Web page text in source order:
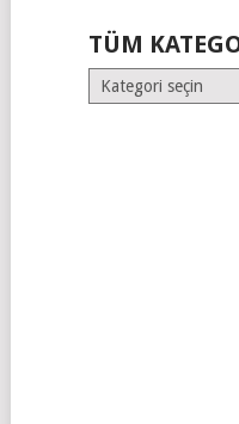
TÜM
Tüm
Kategoriler